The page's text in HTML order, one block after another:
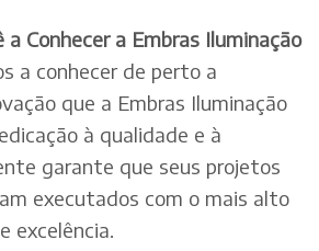
a Conhecer a Embras Iluminação
a conhecer de perto a
que a Embras Iluminação
à qualidade e à
garante que seus projetos
executados com o mais alto
excelência.